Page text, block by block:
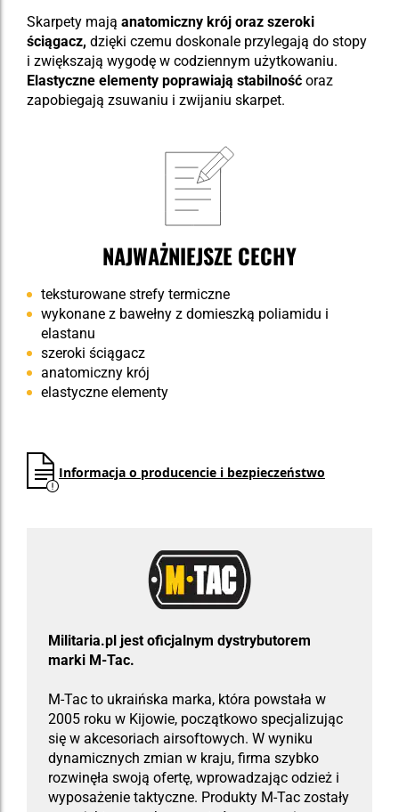
Skarpety mają anatomiczny krój oraz szeroki
ściągacz, dzięki czemu doskonale przylegają do stopy
i zwiększają wygodę w codziennym użytkowaniu.
Elastyczne elementy poprawiają stabilność oraz
zapobiegają zsuwaniu i zwijaniu skarpet.
NAJWAŻNIEJSZE CECHY
teksturowane strefy termiczne
wykonane z bawełny z domieszką poliamidu i
elastanu
szeroki ściągacz
anatomiczny krój
elastyczne elementy
Informacja o producencie i bezpieczeństwo
​Militaria.pl jest oficjalnym dystrybutorem
marki M-Tac.
M-Tac to ukraińska marka, która powstała w
2005 roku w Kijowie, początkowo specjalizując
się w akcesoriach airsoftowych. W wyniku
dynamicznych zmian w kraju, firma szybko
rozwinęła swoją ofertę, wprowadzając odzież i
wyposażenie taktyczne. Produkty M-Tac zostały